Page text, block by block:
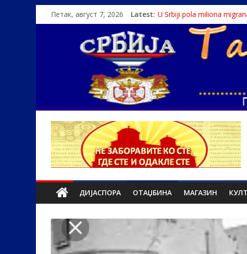
Петак, август 7, 2026 Latest: U Srbiji pola miliona
Како је „Господар
Čije je pravo na istinu o
Srbin zaspao na Dunavu,
Politika i seks glavne teme
ДИЈАСПОРА ОТАЏБИНА МАГАЗИН